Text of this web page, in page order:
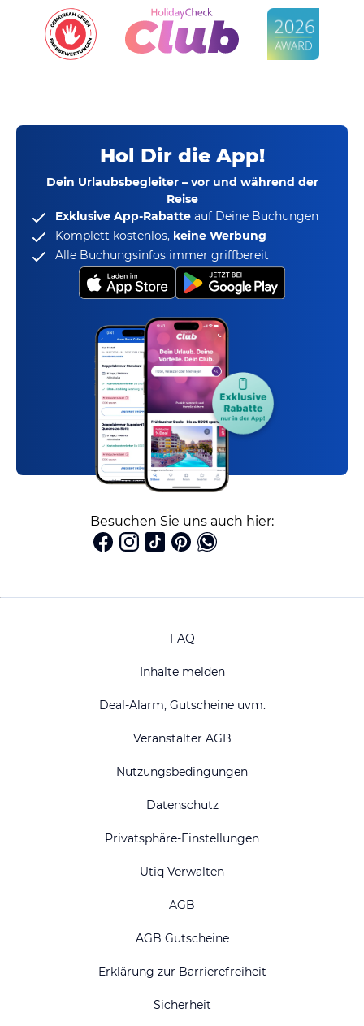
Hol Dir die App!
Dein Urlaubsbegleiter – vor und während der
Reise
Exklusive App-Rabatte auf Deine Buchungen
Komplett kostenlos, keine Werbung
Alle Buchungsinfos immer griffbereit
Besuchen Sie uns auch hier:
FAQ
Inhalte melden
Deal-Alarm, Gutscheine uvm.
Veranstalter AGB
Nutzungsbedingungen
Datenschutz
Privatsphäre-Einstellungen
Utiq Verwalten
AGB
AGB Gutscheine
Erklärung zur Barrierefreiheit
Sicherheit